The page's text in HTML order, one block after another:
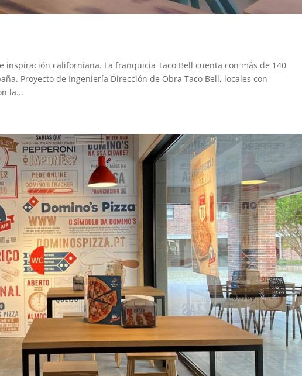
inspiración californiana. La franquicia Taco Bell cuenta con más de 140
Proyecto de Ingeniería Dirección de Obra Taco Bell, locales con
la...